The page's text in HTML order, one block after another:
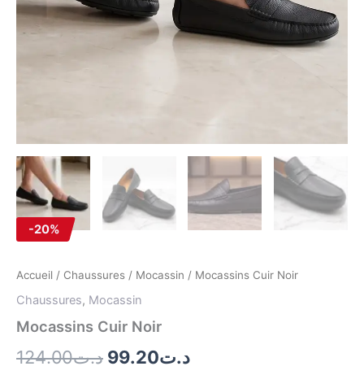
-20%
Accueil / Chaussures / Mocassin / Mocassins Cuir Noir
Chaussures, Mocassin
Mocassins Cuir Noir
د.ت124.00 د.ت99.20